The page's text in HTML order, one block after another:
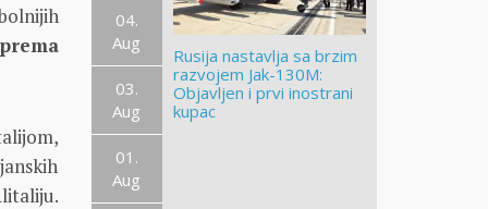
04.
Aug
03.
Aug
01.
Aug
Rusija nastavlja sa brzim
razvojem Jak-130M:
Objavljen i prvi inostrani
kupac